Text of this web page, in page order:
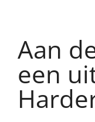
Aan
een
partners voor
partners kunnen
informatie die u
verzameld op